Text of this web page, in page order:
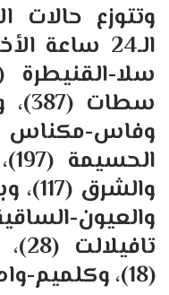
وتتوزع حالات
الـ24
(18)، وكلميم-واد نون (9).